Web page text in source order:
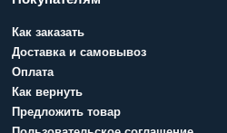
Как заказать
Доставка и самовывоз
Оплата
Как вернуть
Предложить товар